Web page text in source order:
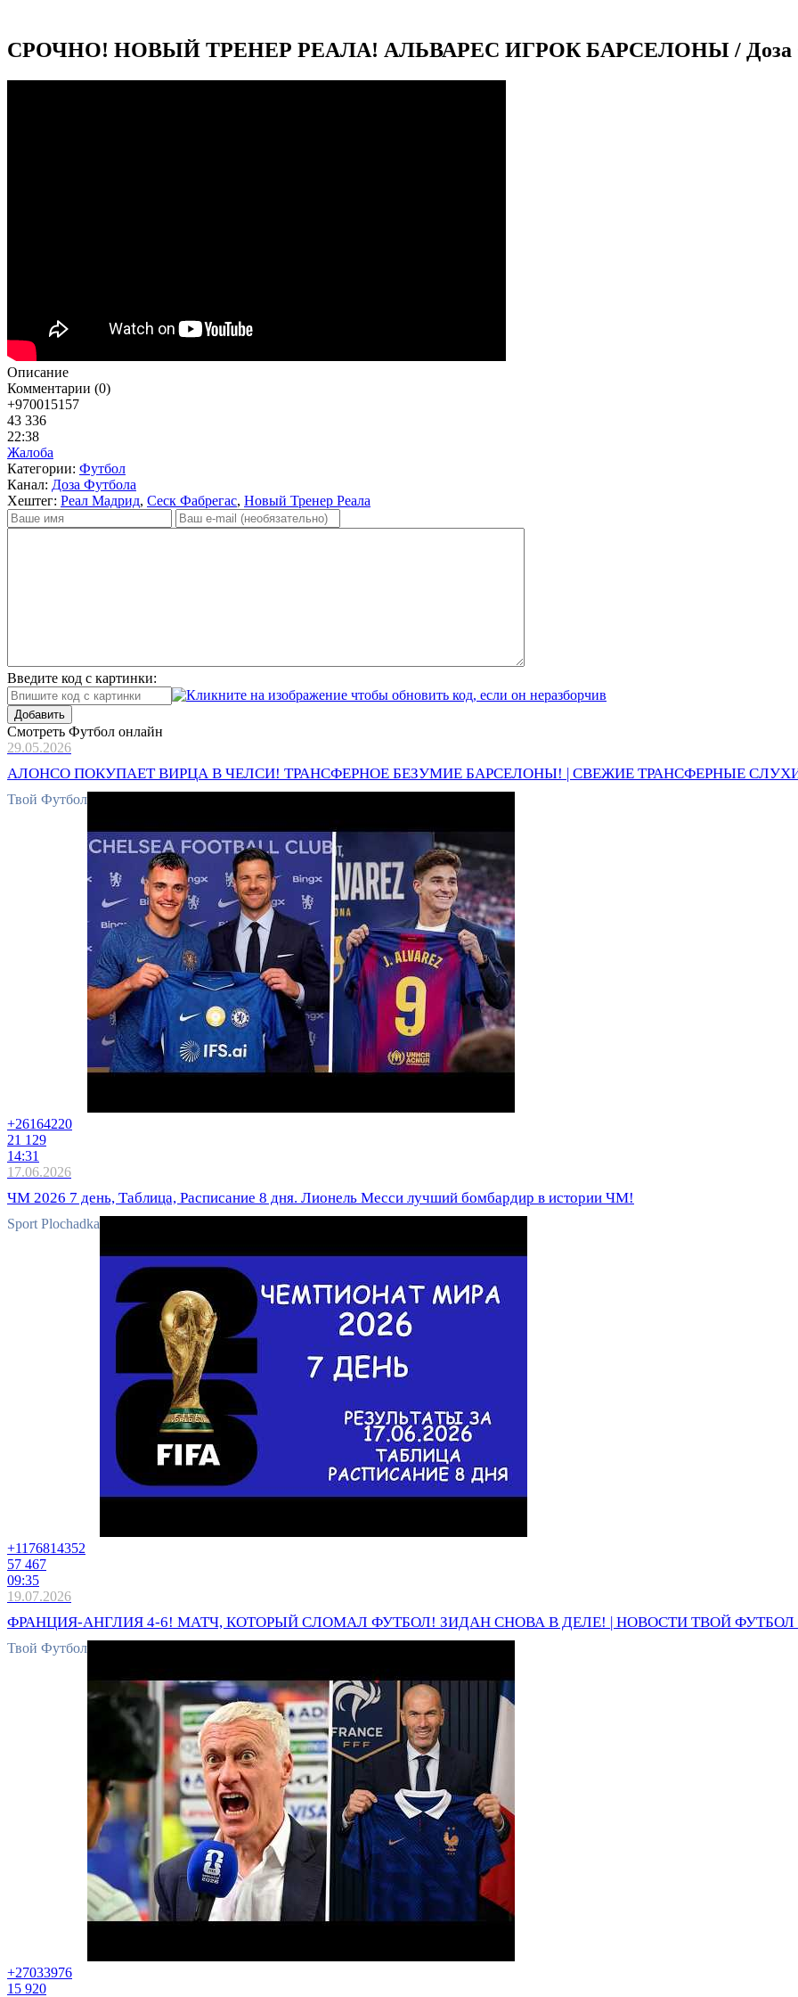
СРОЧНО! НОВЫЙ ТРЕНЕР РЕАЛА! АЛЬВАРЕС ИГРОК БАРСЕЛОНЫ / Доза
Описание
Комментарии (0)
+970015157
43 336
22:38
Жалоба
Категории: Футбол
Канал: Доза Футбола
Хештег: Реал Мадрид, Сеск Фабрегас, Новый Тренер Реала
Введите код с картинки:
Добавить
Смотреть Футбол онлайн
29.05.2026
АЛОНСО ПОКУПАЕТ ВИРЦА В ЧЕЛСИ! ТРАНСФЕРНОЕ БЕЗУМИЕ БАРСЕЛОНЫ! | СВЕЖИЕ ТРАНСФЕРНЫЕ СЛУХИ
Твой Футбол
+26164220
21 129
14:31
17.06.2026
ЧМ 2026 7 день, Таблица, Расписание 8 дня. Лионель Месси лучший бомбардир в истории ЧМ!
Sport Plochadka
+1176814352
57 467
09:35
19.07.2026
ФРАНЦИЯ-АНГЛИЯ 4-6! МАТЧ, КОТОРЫЙ СЛОМАЛ ФУТБОЛ! ЗИДАН СНОВА В ДЕЛЕ! | НОВОСТИ ТВОЙ ФУТБОЛ
Твой Футбол
+27033976
15 920